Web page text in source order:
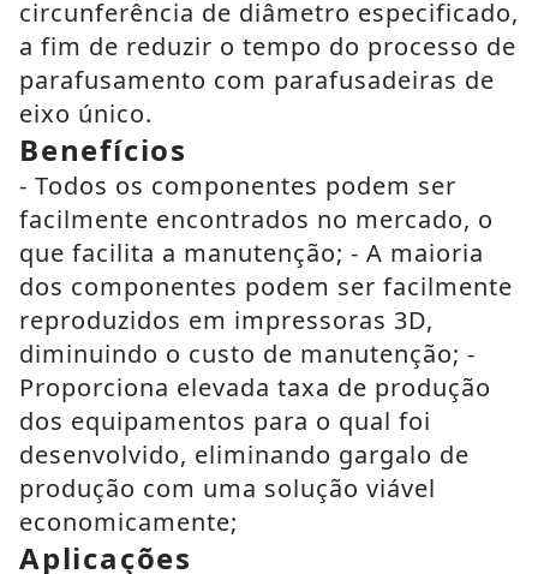
circunferência de diâmetro especificado,
a fim de reduzir o tempo do processo de
parafusamento com parafusadeiras de
eixo único.
Benefícios
- Todos os componentes podem ser
facilmente encontrados no mercado, o
que facilita a manutenção; - A maioria
dos componentes podem ser facilmente
reproduzidos em impressoras 3D,
diminuindo o custo de manutenção; -
Proporciona elevada taxa de produção
dos equipamentos para o qual foi
desenvolvido, eliminando gargalo de
produção com uma solução viável
economicamente;
Aplicações